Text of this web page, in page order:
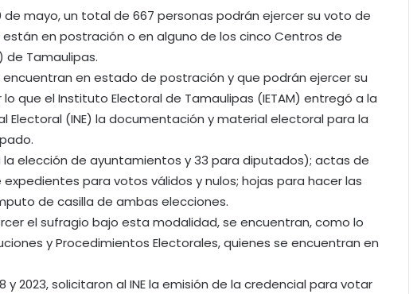
de mayo, un total de 667 personas podrán ejercer su voto de
en postración o en alguno de los cinco Centros de
de Tamaulipas.
en estado de postración y que podrán ejercer su
que el Instituto Electoral de Tamaulipas (IETAM) entregó a la
Electoral (INE) la documentación y material electoral para la
elección de ayuntamientos y 33 para diputados); actas de
para votos válidos y nulos; hojas para hacer las
de casilla de ambas elecciones.
el sufragio bajo esta modalidad, se encuentran, como lo
y Procedimientos Electorales, quienes se encuentran en
y 2023, solicitaron al INE la emisión de la credencial para votar